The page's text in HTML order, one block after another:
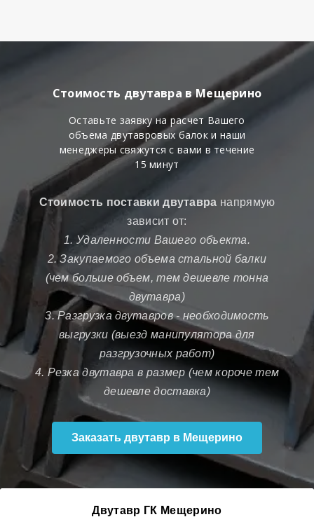
Стоимость двутавра в Мещерино
Оставьте заявку на расчет Вашего
объема двутавровых балок и наши
менеджеры свяжутся с вами в течение
15 минут
Стоимость поставки двутавра напрямую
зависит от:
1. Удаленности Вашего объекта.
2. Закупаемого объема стальной балки
(чем больше объем, тем дешевле тонна
двутавра)
3. Разгрузка двутавров - необходимость
выгрузки (выезд манипулятора для
разгрузочных работ)
4. Резка двутавра в размер (чем короче тем
дешевле доставка)
Заказать двутавр в Мещерино
Двутавр ГК Мещерино